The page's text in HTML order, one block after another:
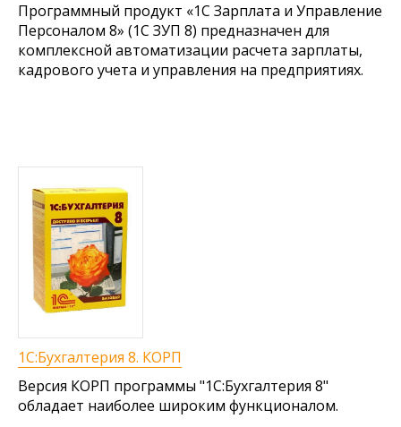
Программный продукт «1С Зарплата и Управление
Персоналом 8» (1С ЗУП 8) предназначен для
комплексной автоматизации расчета зарплаты,
кадрового учета и управления на предприятиях.
1С:Бухгалтерия 8. КОРП
Версия КОРП программы "1С:Бухгалтерия 8"
обладает наиболее широким функционалом.